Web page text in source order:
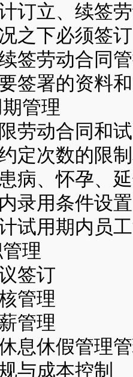
订立、续签
之下必须签
签劳动合同
签署的资料
管理
劳动合同和
定次数的限
病、怀孕、
录用条件设
试用期内员
理
签订
管理
管理
息休假管理
与成本控制